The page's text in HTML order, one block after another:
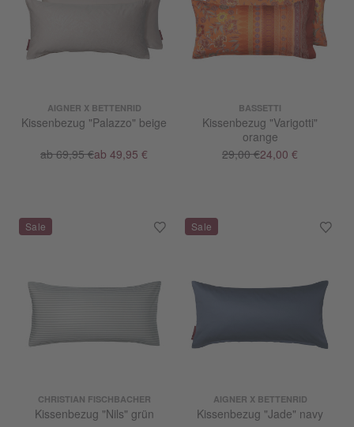
AIGNER X BETTENRID
Kissenbezug "Palazzo" beige
ab 69,95 €ab 49,95 €
BASSETTI
Kissenbezug "Varigotti"
orange
29,00 €24,00 €
CHRISTIAN FISCHBACHER
Kissenbezug "Nils" grün
AIGNER X BETTENRID
Kissenbezug "Jade" navy